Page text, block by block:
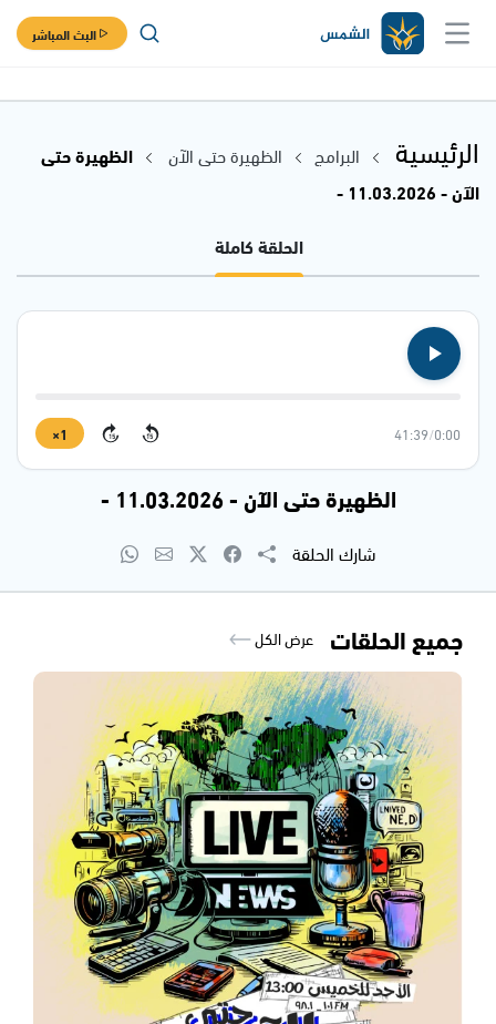
البث المباشر
الرئيسية البرامج الظهيرة حتى الآن
الظهيرة حتى
الآن - 11.03.2026 -
الحلقة كاملة
0:00
/
41:39
15
15
1×
الظهيرة حتى الآن - 11.03.2026 -
شارك الحلقة
جميع الحلقات عرض الكل